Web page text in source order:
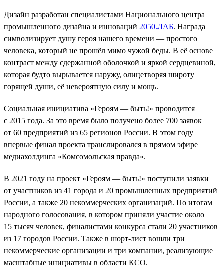
Дизайн разработан специалистами Национального центра
промышленного дизайна и инноваций 2050.ЛАБ. Награда
символизирует душу героя нашего времени — простого
человека, который не прошёл мимо чужой беды. В её основе
контраст между сдержанной оболочкой и яркой сердцевиной,
которая будто вырывается наружу, олицетворяя широту
горящей души, её невероятную силу и мощь.
Социальная инициатива «Героям — быть!» проводится
с 2015 года. За это время было получено более 700 заявок
от 60 предприятий из 65 регионов России. В этом году
впервые финал проекта транслировался в прямом эфире
медиахолдинга «Комсомольская правда».
В 2021 году на проект «Героям — быть!» поступили заявки
от участников из 41 города и 20 промышленных предприятий
России, а также 20 некоммерческих организаций. По итогам
народного голосования, в котором приняли участие около
15 тысяч человек, финалистами конкурса стали 20 участников
из 17 городов России. Также в шорт-лист вошли три
некоммерческие организации и три компании, реализующие
масштабные инициативы в области КСО.